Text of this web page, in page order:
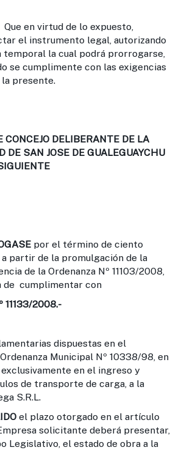
de lo expuesto,
el instrumento legal, autorizando
temporal la cual podrá prorrogarse,
se cumplimente con las exigencias
presente.
CONCEJO DELIBERANTE DE LA
DE SAN JOSE DE GUALEGUAYCHU
por el término de ciento
a partir de la promulgación de la
de la Ordenanza Nº 11103/2008,
de cumplimentar con
11133/2008.-
dispuestas en el
Municipal Nº 10338/98, en
en el ingreso y
de transporte de carga, a la
S.R.L.
el plazo otorgado en el artículo
solicitante deberá presentar,
Legislativo, el estado de obra a la